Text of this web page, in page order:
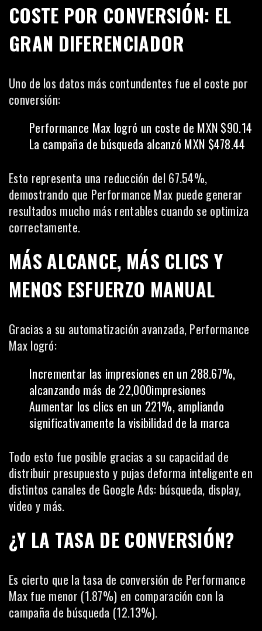
COSTE POR CONVERSIÓN: EL
GRAN DIFERENCIADOR
Uno de los datos más contundentes fue el coste por
conversión:
Performance Max logró un coste de MXN $90.14
La campaña de búsqueda alcanzó MXN $478.44
Esto representa una reducción del 67.54%,
demostrando que Performance Max puede generar
resultados mucho más rentables cuando se optimiza
correctamente.
MÁS ALCANCE, MÁS CLICS Y
MENOS ESFUERZO MANUAL
Gracias a su automatización avanzada, Performance
Max logró:
Incrementar las impresiones en un 288.67%,
alcanzando más de 22,000impresiones
Aumentar los clics en un 221%, ampliando
significativamente la visibilidad de la marca
Todo esto fue posible gracias a su capacidad de
distribuir presupuesto y pujas deforma inteligente en
distintos canales de Google Ads: búsqueda, display,
video y más.
¿Y LA TASA DE CONVERSIÓN?
Es cierto que la tasa de conversión de Performance
Max fue menor (1.87%) en comparación con la
campaña de búsqueda (12.13%).